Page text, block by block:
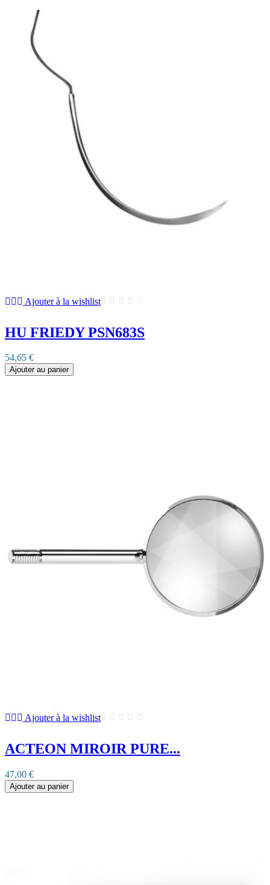
Ajouter à la wishlist
HU FRIEDY PSN683S
54,65 €
Ajouter au panier
Ajouter à la wishlist
ACTEON MIROIR PURE...
47,00 €
Ajouter au panier